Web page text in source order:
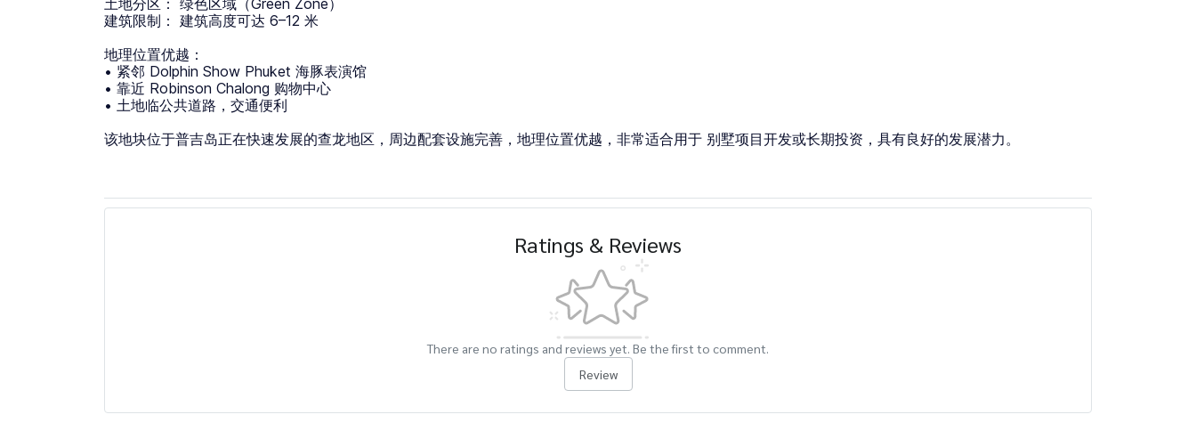
土地分区： 绿色区域（Green Zone）
建筑限制： 建筑高度可达 6–12 米
地理位置优越：
• 紧邻 Dolphin Show Phuket 海豚表演馆
• 靠近 Robinson Chalong 购物中心
• 土地临公共道路，交通便利
该地块位于普吉岛正在快速发展的查龙地区，周边配套设施完善，地理位置优越，非常适合用于 别墅项目开发或长期投资，具有良好的发展潜力。
Ratings & Reviews
There are no ratings and reviews yet. Be the first to comment.
Review